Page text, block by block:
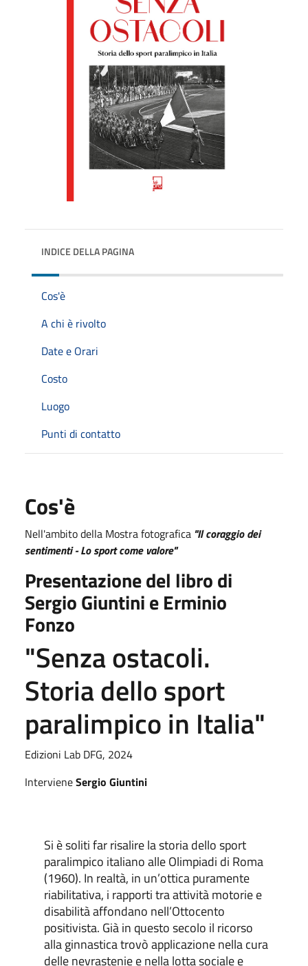
INDICE DELLA PAGINA
Cos'è
A chi è rivolto
Date e Orari
Costo
Luogo
Punti di contatto
Cos'è
Nell'ambito della Mostra fotografica "Il coraggio dei
sentimenti - Lo sport come valore"
Presentazione del libro di
Sergio Giuntini e Erminio
Fonzo
"Senza ostacoli.
Storia dello sport
paralimpico in Italia"
Edizioni Lab DFG, 2024
IntervieneSergio Giuntini
Si è soliti far risalire la storia dello sport
paralimpico italiano alle Olimpiadi di Roma
(1960). In realtà, in un’ottica puramente
riabilitativa, i rapporti tra attività motorie e
disabilità affondano nell’Ottocento
positivista. Già in questo secolo il ricorso
alla ginnastica trovò applicazione nella cura
delle nevrastenie e nella lotta sociale e